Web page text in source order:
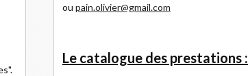
ou pain.olivier@gmail.com
Le catalogue des prestations :